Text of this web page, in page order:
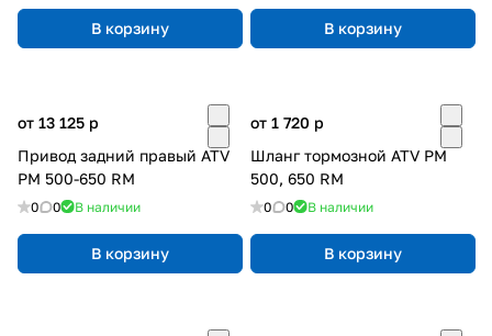
В корзину В корзину
от 13 125 p
Привод задний правый ATV
РМ 500-650 RM
0 0 В наличии
В корзину
от 1 720 p
Шланг тормозной ATV РМ
500, 650 RM
0 0 В наличии
В корзину